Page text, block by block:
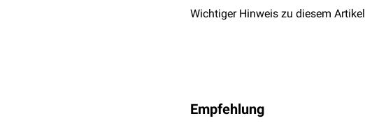
Wichtiger Hinweis zu diesem Artikel
Empfehlung